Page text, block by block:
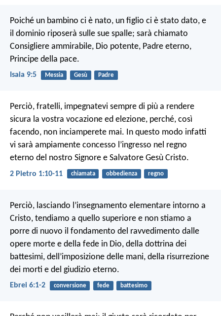
Poiché un bambino ci è nato, un figlio ci è stato dato, e
il dominio riposerà sulle sue spalle; sarà chiamato
Consigliere ammirabile, Dio potente, Padre eterno,
Principe della pace.
Isaia 9:5 Messia Gesù Padre
Perciò, fratelli, impegnatevi sempre di più a rendere
sicura la vostra vocazione ed elezione, perché, così
facendo, non inciamperete mai. In questo modo infatti
vi sarà ampiamente concesso l’ingresso nel regno
eterno del nostro Signore e Salvatore Gesù Cristo.
2 Pietro 1:10-11 chiamata obbedienza regno
Perciò, lasciando l’insegnamento elementare intorno a
Cristo, tendiamo a quello superiore e non stiamo a
porre di nuovo il fondamento del ravvedimento dalle
opere morte e della fede in Dio, della dottrina dei
battesimi, dell’imposizione delle mani, della risurrezione
dei morti e del giudizio eterno.
Ebrei 6:1-2 conversione fede battesimo